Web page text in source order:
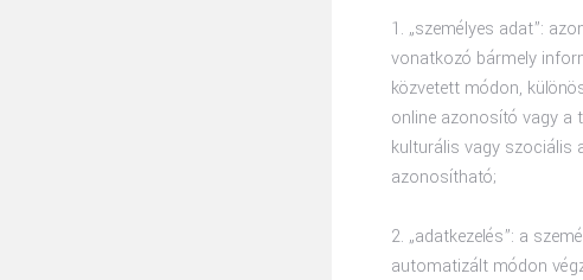
1. „személyes adat”:
vonatkozó bármely
közvetett módon,
online azonosító vagy a
kulturális vagy szociális
azonosítható;
2. „adatkezelés”: a
automatizált módon